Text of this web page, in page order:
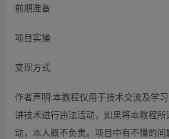
前期准备
项目实操
变现方式
作者声明:本教程仅用于技术交流及学
讲技术进行违法活动，如果将本教程
动，本人概不负责。项目中有不懂的问